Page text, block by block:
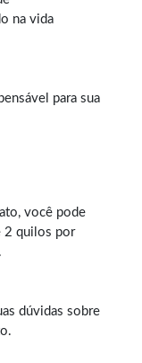
na vida
para sua
, você pode
2 quilos por
dúvidas sobre